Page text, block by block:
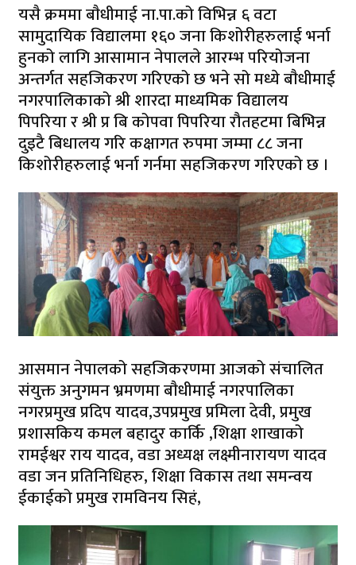
यसै क्रममा बाैधीमाई ना.पा.को विभिन्न ६ वटा
सामुदायिक विद्यालमा १६० जना किशोरीहरुलाई भर्ना
हुनको लागि आसामान नेपालले आरम्भ परियोजना
अन्तर्गत सहजिकरण गरिएको छ भने सो मध्ये बाैधीमाई
नगरपालिकाको श्री शारदा माध्यमिक विद्यालय
पिपरिया र श्री प्र बि कोपवा पिपरिया रौतहटमा बिभिन्न
दुइटै बिधालय गरि कक्षागत रुपमा जम्मा ८८ जना
किशोरीहरुलाई भर्ना गर्नमा सहजिकरण गरिएको छ ।
आसमान नेपालको सहजिकरणमा आजको संचालित
संयुक्त अनुगमन भ्रमणमा बाैधीमाई नगरपालिका
नगरप्रमुख प्रदिप यादव,उपप्रमुख प्रमिला देवी, प्रमुख
प्रशासकिय कमल बहादुर कार्कि ,शिक्षा शाखाको
रामईश्वर राय यादव, वडा अध्यक्ष लक्ष्मीनारायण यादव
वडा जन प्रतिनिधिहरु, शिक्षा विकास तथा समन्वय
ईकाईको प्रमुख रामविनय सिहं,